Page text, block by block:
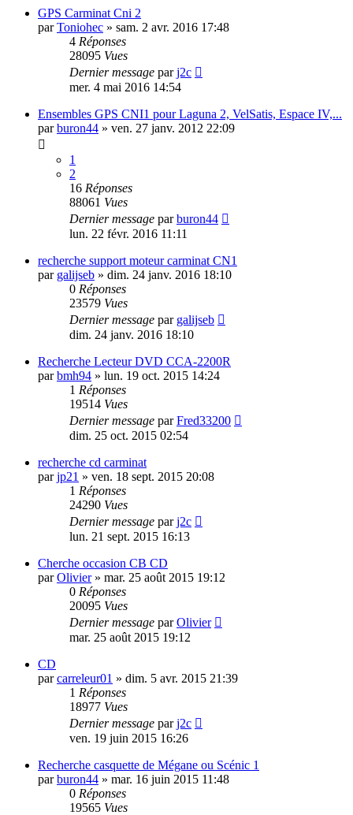
GPS Carminat Cni 2
parToniohec » sam. 2 avr. 2016 17:48
4 Réponses
28095 Vues
Dernier message parj2c
mer. 4 mai 2016 14:54
Ensembles GPS CNI1 pour Laguna 2, VelSatis, Espace IV,...
parburon44 » ven. 27 janv. 2012 22:09
1
2
16 Réponses
88061 Vues
Dernier message parburon44
lun. 22 févr. 2016 11:11
recherche support moteur carminat CN1
par galijseb » dim. 24 janv. 2016 18:10
0 Réponses
23579 Vues
Dernier message par galijseb
dim. 24 janv. 2016 18:10
Recherche Lecteur DVD CCA-2200R
parbmh94 » lun. 19 oct. 2015 14:24
1 Réponses
19514 Vues
Dernier message parFred33200
dim. 25 oct. 2015 02:54
recherche cd carminat
parjp21 » ven. 18 sept. 2015 20:08
1 Réponses
24290 Vues
Dernier message parj2c
lun. 21 sept. 2015 16:13
Cherche occasion CB CD
parOlivier» mar. 25 août 2015 19:12
0 Réponses
20095 Vues
Dernier message parOlivier
mar. 25 août 2015 19:12
CD
parcarreleur01 » dim. 5 avr. 2015 21:39
1 Réponses
18977 Vues
Dernier message parj2c
ven. 19 juin 2015 16:26
Recherche casquette de Mégane ou Scénic 1
parburon44 » mar. 16 juin 2015 11:48
0 Réponses
19565 Vues